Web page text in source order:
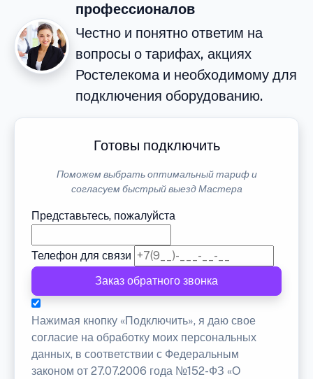
профессионалов
Честно и понятно ответим на
вопросы о тарифах, акциях
Ростелекома и необходимому для
подключения оборудованию.
Готовы подключить
Поможем выбрать оптимальный тариф и
согласуем быстрый выезд Мастера
Представьтесь, пожалуйста
Телефон для связи
Заказ обратного звонка
Нажимая кнопку «Подключить», я даю свое
согласие на обработку моих персональных
данных, в соответствии с Федеральным
законом от 27.07.2006 года №152-ФЗ «О